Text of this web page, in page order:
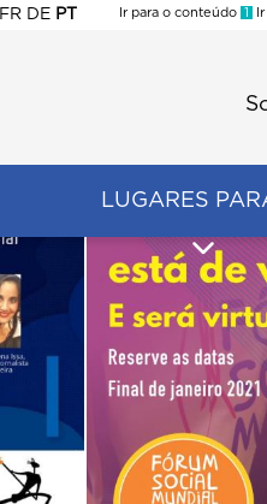
FR DE PT
Ir para o conteúdo 1
LUGARES